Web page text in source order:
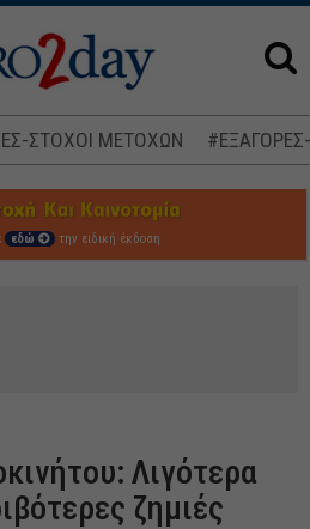
ΣΤΟΧΟΙ ΜΕΤΟΧΩΝ
εδώ την ειδική έκδοση
Λιγότερα
ζημιές